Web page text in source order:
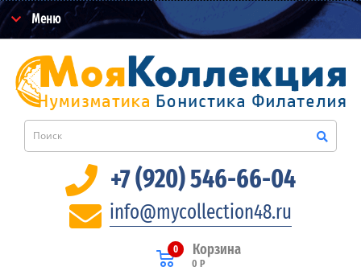
Меню
+7 (920) 546-66-04
info@mycollection48.ru
Корзина
0
0 Р